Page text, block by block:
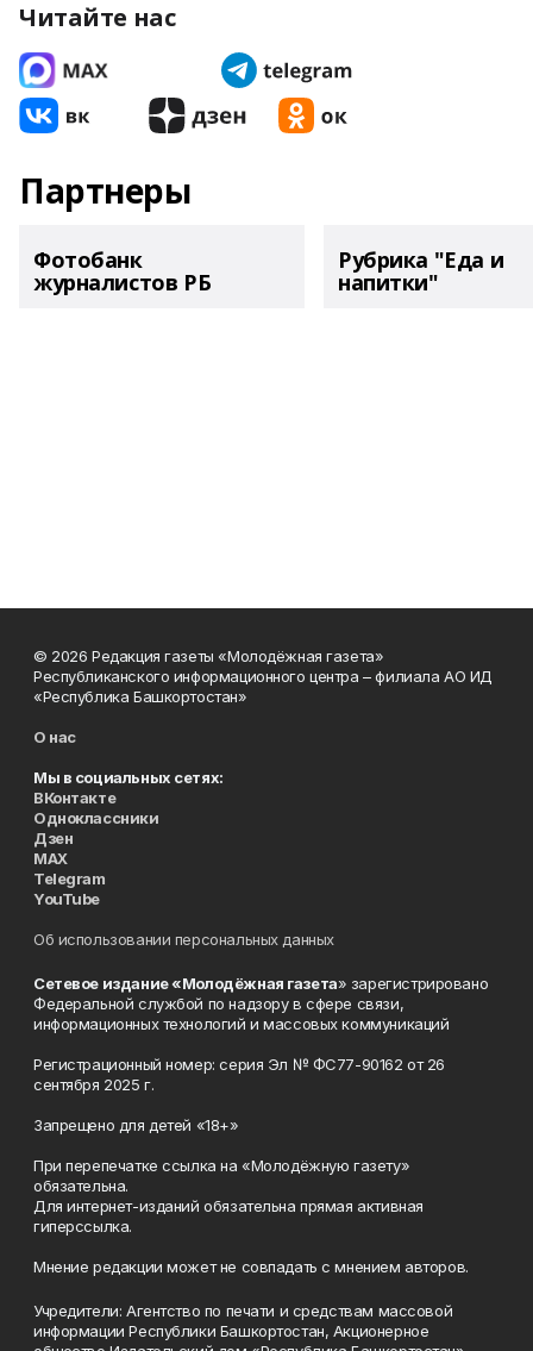
Читайте нас
Партнеры
Фотобанк
журналистов РБ
Рубрика "Еда и
напитки"
© 2026 Редакция газеты «Молодёжная газета»
Республиканского информационного центра – филиала АО ИД
«Республика Башкортостан»
О нас
Мы в социальных сетях:
ВКонтакте
Одноклассники
Дзен
MAX
Telegram
YouTube
Об использовании персональных данных
Сетевое издание «Молодёжная газета» зарегистрировано
Федеральной службой по надзору в сфере связи,
информационных технологий и массовых коммуникаций
Регистрационный номер: серия Эл № ФС77-90162 от 26
сентября 2025 г.
Запрещено для детей «18+»
При перепечатке ссылка на «Молодёжную газету»
обязательна.
Для интернет-изданий обязательна прямая активная
гиперссылка.
Мнение редакции может не совпадать с мнением авторов.
Учредители: Агентство по печати и средствам массовой
информации Республики Башкортостан, Акционерное